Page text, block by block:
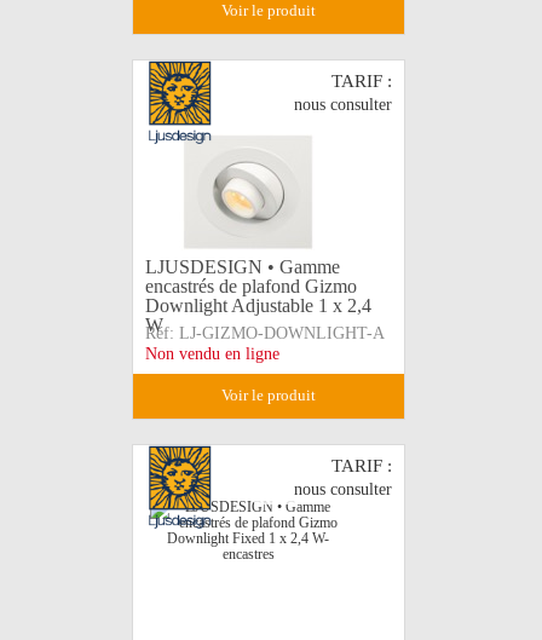
voir le produit
TARIF :
nous consulter
LJUSDESIGN • Gamme
encastrés de plafond Gizmo
Downlight Adjustable 1 x 2,4
W
Réf: LJ-GIZMO-DOWNLIGHT-A
Non vendu en ligne
voir le produit
TARIF :
nous consulter